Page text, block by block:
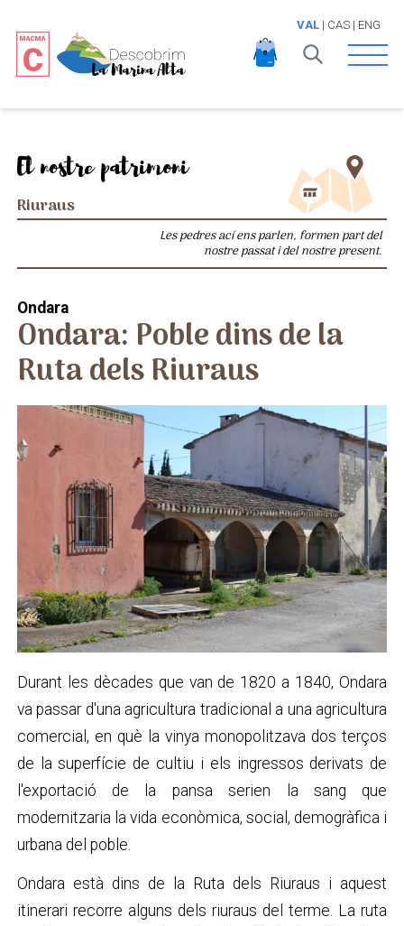
VAL| CAS| ENG
Open
El nostre patrimoni
Riuraus
Les pedres ací ens parlen, formen part del
nostre passat i del nostre present.
Ondara
Ondara: Poble dins de la
Ruta dels Riuraus
Durant les dècades que van de 1820 a 1840, Ondara
va passar d'una agricultura tradicional a una agricultura
comercial, en què la vinya monopolitzava dos terços
de la superfície de cultiu i els ingressos derivats de
l'exportació de la pansa serien la sang que
modernitzaria la vida econòmica, social, demogràfica i
urbana del poble.
Ondara està dins de la Ruta dels Riuraus i aquest
itinerari recorre alguns dels riuraus del terme. La ruta